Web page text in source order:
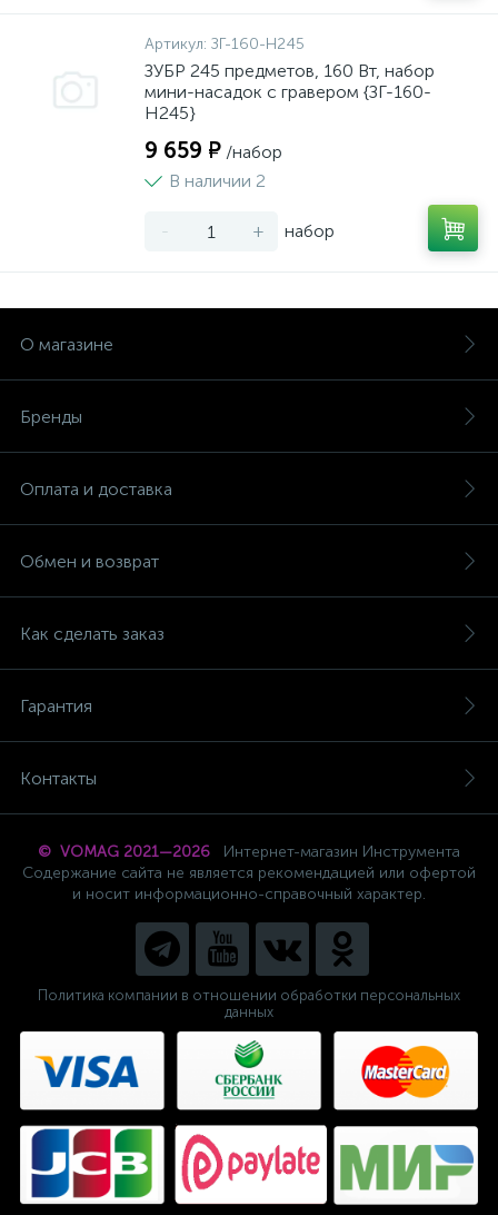
Артикул: ЗГ-160-H245
ЗУБР 245 предметов, 160 Вт, набор
мини-насадок с гравером {ЗГ-160-
H245}
9 659 ₽ /набор
В наличии 2
- + набор
О магазине
Бренды
Оплата и доставка
Обмен и возврат
Как сделать заказ
Гарантия
Контакты
© VOMAG 2021—2026
Интернет-магазин Инструмента
Содержание сайта не является рекомендацией или офертой
и носит информационно-справочный характер.
Политика компании в отношении обработки персональных
данных